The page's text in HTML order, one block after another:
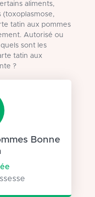
aliments,
(toxoplasmose,
tatin aux pommes
Autorisé ou
sont les
tatin aux
?
Bonne